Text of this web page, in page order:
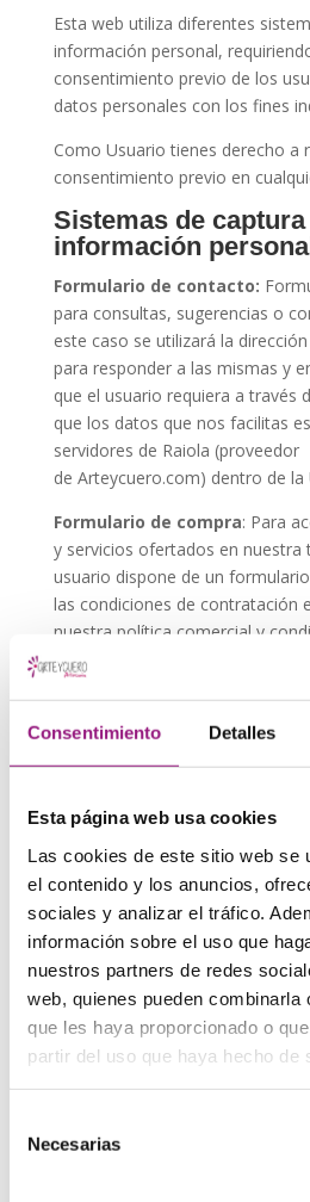
Consentimiento Detalles
Esta página web usa cookies
Las cookies de este sitio web se
el contenido y los anuncios,
sociales y analizar el tráfico.
información sobre el uso que
nuestros partners de redes
web, quienes pueden combinarla
que les haya proporcionado o
partir del uso que haya hecho de
Necesarias
Esta web utiliza diferentes
información personal,
consentimiento previo de los
datos personales con los fines
Como Usuario tienes derecho a
consentimiento previo en
Sistemas de captura
información
Formulario de contacto:
para consultas, sugerencias o
este caso se utilizará la
para responder a las mismas y
que el usuario requiera a través
que los datos que nos facilitas
servidores de Raiola (proveedor
de Arteycuero.com) dentro de la
Formulario de compra: Para
y servicios ofertados en nuestra
usuario dispone de un
las condiciones de contratación
nuestra política comercial y
contratación
donde se le
y de pago. Los datos están
incluir, y no solo esto, tu
necesarios para poder procesar
La gestión de estos datos nos
Enviarte información
cuenta/pedido/servicio.
Responder a tus peticiones,
reembolso.
técnico y de cliente, y verificar